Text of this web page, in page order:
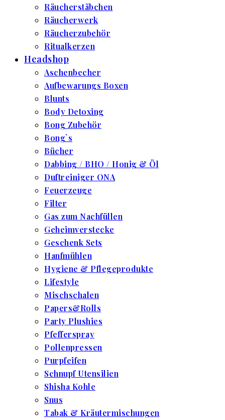
Räucherstäbchen
Räucherwerk
Räucherzubehör
Ritualkerzen
Headshop
Aschenbecher
Aufbewarungs Boxen
Blunts
Body Detoxing
Bong Zubehör
Bong`s
Bücher
Dabbing / BHO / Honig & Öl
Duftreiniger ONA
Feuerzeuge
Filter
Gas zum Nachfüllen
Geheimverstecke
Geschenk Sets
Hanfmühlen
Hygiene & Pflegeprodukte
Lifestyle
Mischschalen
Papers&Rolls
Party Plushies
Pfefferspray
Pollenpressen
Purpfeifen
Schnupf Utensilien
Shisha Kohle
Snus
Tabak & Kräutermischungen